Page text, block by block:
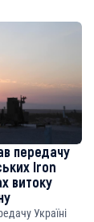
передачу
Iron
витоку
Україні